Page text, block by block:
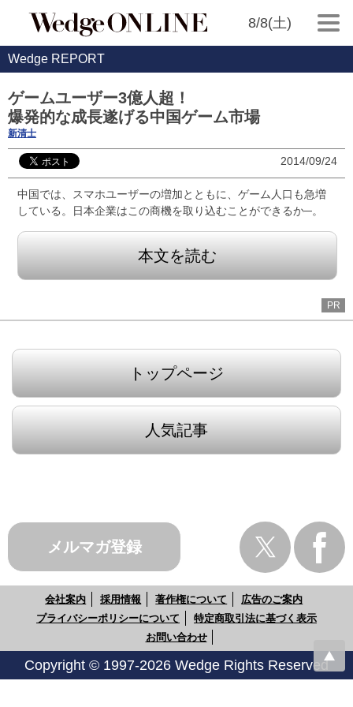
8/8(土)
Wedge REPORT
ゲームユーザー3億人超！
爆発的な成長遂げる中国ゲーム市場
新清士
2014/09/24
中国では、スマホユーザーの増加とともに、ゲーム人口も急増
している。日本企業はこの商機を取り込むことができるか─。
本文を読む
PR
トップページ
人気記事
メルマガ登録
会社案内 採用情報 著作権について
広告のご案内
プライバシーポリシーについて
特定商取引法に基づく表示
お問い合わせ
Copyright © 1997-2026 Wedge Rights Reserved